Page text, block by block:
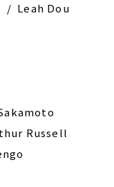
/ Leah Dou
Russell